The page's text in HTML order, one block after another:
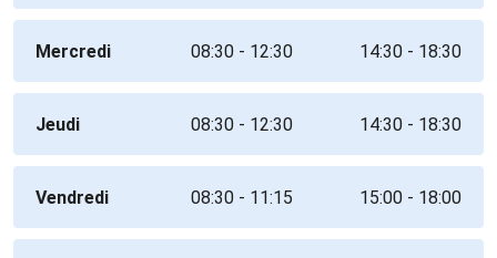
Mercredi 08:30 - 12:30 14:30 - 18:30
Jeudi 08:30 - 12:30 14:30 - 18:30
Vendredi 08:30 - 11:15 15:00 - 18:00